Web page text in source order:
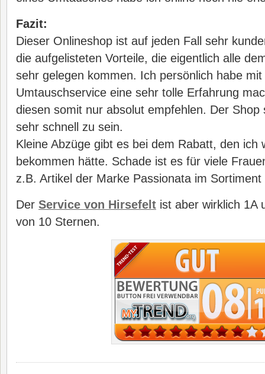
Fazit:
Dieser Onlineshop ist auf jeden Fall sehr
die aufgelisteten Vorteile, die eigentlich alle
sehr gelegen kommen. Ich persönlich habe mit
Umtauschservice eine sehr tolle Erfahrung
diesen somit nur absolut empfehlen. Der Shop
sehr schnell zu sein.
Kleine Abzüge gibt es bei dem Rabatt, den ich
bekommen hätte. Schade ist es für viele
z.B. Artikel der Marke Passionata im
Der Service von Hirsefelt ist aber wirklich 1A
von 10 Sternen.